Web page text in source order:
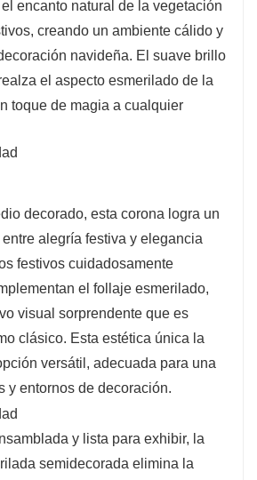
encanto natural de la vegetación
creando un ambiente cálido y
navideña. El suave brillo
el aspecto esmerilado de la
toque de magia a cualquier
decorado, esta corona logra un
alegría festiva y elegancia
festivos cuidadosamente
el follaje esmerilado,
visual sorprendente que es
clásico. Esta estética única la
versátil, adecuada para una
y entornos de decoración.
y lista para exhibir, la
semidecorada elimina la